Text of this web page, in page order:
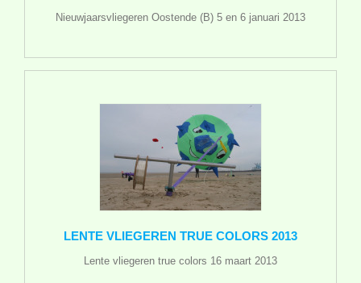
Nieuwjaarsvliegeren Oostende (B) 5 en 6 januari 2013
LENTE VLIEGEREN TRUE COLORS 2013
Lente vliegeren true colors 16 maart 2013